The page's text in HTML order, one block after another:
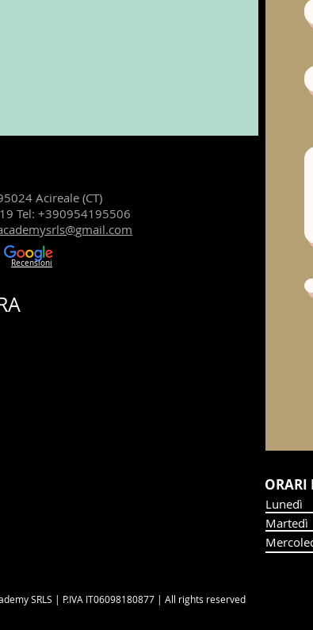
Acireale (CT)
Tel: +390954195506
Recensioni
​ORARI
Lunedì
Martedì
SRLS | P.IVA IT06098180877 | All rights reserved